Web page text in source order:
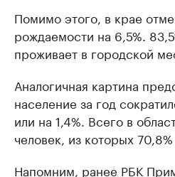
Помимо этого, в крае
рождаемости на 6,5%.
проживает в городской
Аналогичная картина
население за год
или на 1,4%. Всего в
человек, из которых
Напомним, ранее РБК